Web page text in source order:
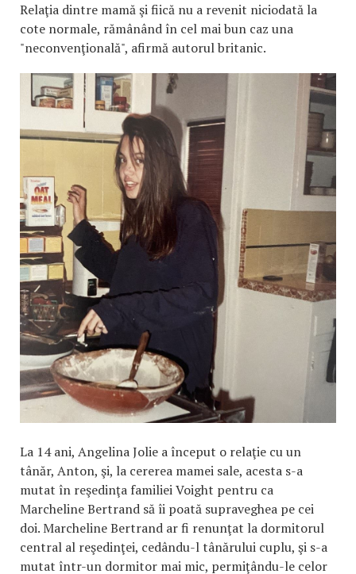
Relaţia dintre mamă şi fiică nu a revenit niciodată la
cote normale, rămânând în cel mai bun caz una
"neconvenţională", afirmă autorul britanic.
La 14 ani, Angelina Jolie a început o relaţie cu un
tânăr, Anton, şi, la cererea mamei sale, acesta s-a
mutat în reşedinţa familiei Voight pentru ca
Marcheline Bertrand să îi poată supraveghea pe cei
doi. Marcheline Bertrand ar fi renunţat la dormitorul
central al reşedinţei, cedându-l tânărului cuplu, şi s-a
mutat într-un dormitor mai mic, permiţându-le celor